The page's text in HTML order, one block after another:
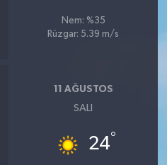
Nem: %35
Rüzgar: 5.39 m/s
11 AĞUSTOS
SALI
24°